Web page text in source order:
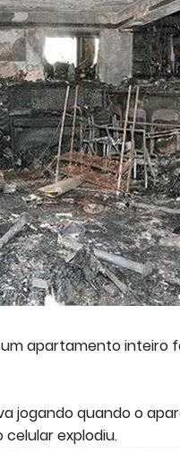
apartamento inteiro
jogando quando o
explodiu.